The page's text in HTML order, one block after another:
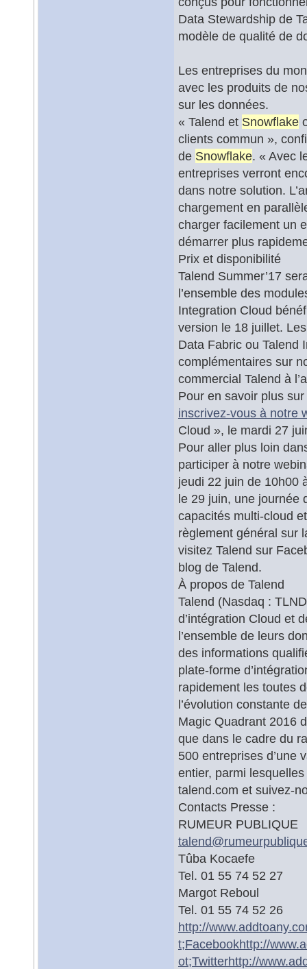
Data Stewardship de
modèle de qualité de
Les entreprises du
avec les produits de
sur les données.
« Talend et Snowflake
clients commun »,
de Snowflake. « Avec
entreprises verront
dans notre solution.
chargement en
charger facilement un
démarrer plus
Prix et disponibilité
Talend Summer’17
l’ensemble des
Integration Cloud
version le 18 juillet.
Data Fabric ou Talend
complémentaires sur
commercial Talend à
Pour en savoir plus
inscrivez-vous à notre
Cloud », le mardi 27
Pour aller plus loin
participer à notre
jeudi 22 juin de 10h00
le 29 juin, une journée
capacités multi-cloud
règlement général sur
visitez Talend sur
blog de Talend.
À propos de Talend
Talend (Nasdaq :
d’intégration Cloud et
l’ensemble de leurs
des informations
plate-forme
rapidement les toutes
l’évolution constante
Magic Quadrant 2016
que dans le cadre du
500 entreprises d’une
entier, parmi
talend.com et suivez-
Contacts Presse :
RUMEUR PUBLIQUE
talend@
Tûba Kocaefe
Tel. 01 55 74 52 27
Margot Reboul
Tel. 01 55 74 52 26
http://
t;Facebookhttp://
ot;Twitterhttp://